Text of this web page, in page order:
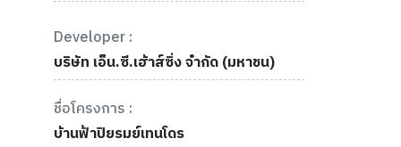
Developer :
บริษัท เอ็น.ซี.เฮ้าส์ซิ่ง จำกัด (มหาชน)
ชื่อโครงการ :
บ้านฟ้าปิยรมย์เทนโดร